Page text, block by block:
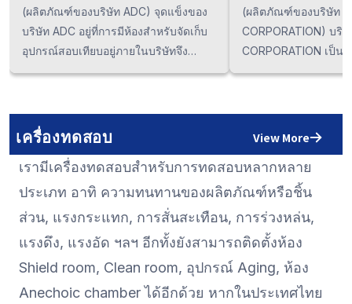
(ผลิตภัณฑ์ของบริษัท ADC) จุดแข็งของ
บริษัท ADC อยู่ที่การมีห้องสำหรับจัดเก็บ
อุปกรณ์สอบเทียบอยู่ภายในบริษัทจึง
สามารถให้บริการแบบครบวงจรได้ตั้งแต่
ตรวจวัดแบบแอนะล็อกมากกว่า 50 ปี ดัง
รับการติดตั้งเทคโนโลยีดังกล่าวนั้นจึงมี
ความน่าเชื่อถือสูงมาก หากเป็นที่ประเทศ
ญี่ปุ่นแล้วเราสามารถผลิต Digital
multimeter ที่ให้ความละเอียดถึง 8 หลัก
ครึ่งซึ่งสูงที่สุดในโลก หากท่านกำลังมอง
หาผลิตภัณฑ์ดังกล่าวในประเทศไทยแล้ว
กรุณาปรึกษาบริษัทเราได้ในทันที
(ผลิตภัณฑ์ของบริษัท
CORPORATION) บริ
CORPORATION เป็
มีประสิทธิภาพสูงและใ
อุปกรณ์กำเนิดสัญญา
(Micro), อุปกรณ์ตรวจ
ของวงจร ฯลฯ อุปกรณ์
พื้นฐานของเทคโนโล
นะล็อกได้รับการตอบรั
ท่านกำลังมองหาผลิต
ประเทศไทยแล้ว กรุณ
เครื่องทดสอบ View More
เรามีเครื่องทดสอบสำหรับการทดสอบหลากหลาย
ประเภท อาทิ ความทนทานของผลิตภัณฑ์หรือชิ้น
ส่วน, แรงกระแทก, การสั่นสะเทือน, การร่วงหล่น,
แรงดึง, แรงอัด ฯลฯ อีกทั้งยังสามารถติดตั้งห้อง
Shield room, Clean room, อุปกรณ์ Aging, ห้อง
Anechoic chamber ได้อีกด้วย หากในประเทศไทย